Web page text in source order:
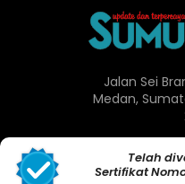
Jalan Sei
Medan,
Telah
Sertifikat